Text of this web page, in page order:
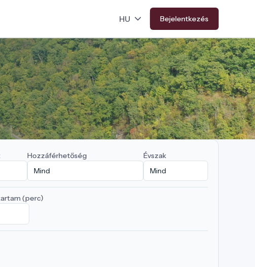
Bejelentkezés
Hozzáférhetőség Évszak
(perc)